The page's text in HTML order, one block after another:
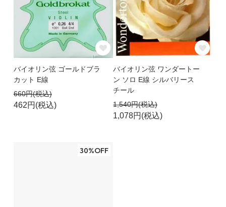
バイオリン弦 ゴールドブラ
カット E線
660円(税込)
462円(税込)
バイオリン弦 ワンダートー
ン ソロ E線 シルバリース
チール
1,540円(税込)
1,078円(税込)
30%OFF